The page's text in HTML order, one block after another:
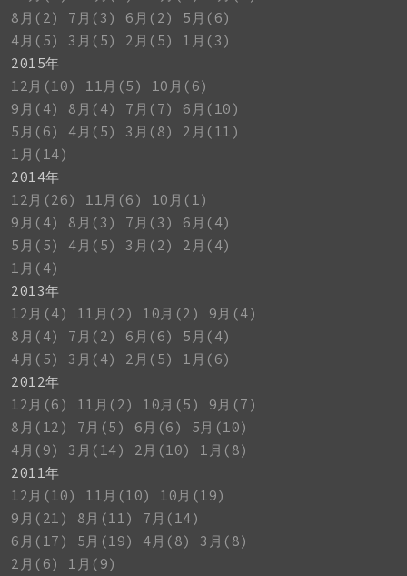
8月(2)
7月(3) 6月(2)
5月(6)
4月(5)
3月(5) 2月(5)
1月(3)
2015年
12月(10)
11月(5)
10月(6)
9月(4)
8月(4) 7月(7)
6月(10)
5月(6)
4月(5) 3月(8)
2月(11)
1月(14)
2014年
12月(26)
11月(6)
10月(1)
9月(4)
8月(3) 7月(3)
6月(4)
5月(5)
4月(5) 3月(2)
2月(4)
1月(4)
2013年
12月(4)
11月(2) 10月(2)
9月(4)
8月(4)
7月(2) 6月(6)
5月(4)
4月(5)
3月(4) 2月(5)
1月(6)
2012年
12月(6)
11月(2) 10月(5)
9月(7)
8月(12)
7月(5) 6月(6)
5月(10)
4月(9)
3月(14) 2月(10)
1月(8)
2011年
12月(10)
11月(10)
10月(19)
9月(21)
8月(11)
7月(14)
6月(17)
5月(19) 4月(8)
3月(8)
2月(6)
1月(9)